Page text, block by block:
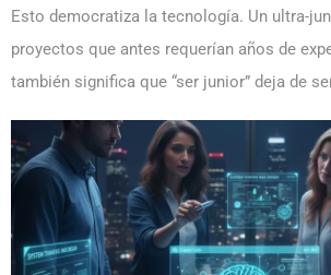
Esto democratiza la tecnología. Un ultra-
proyectos que antes requerían años de
también significa que “ser junior” deja de